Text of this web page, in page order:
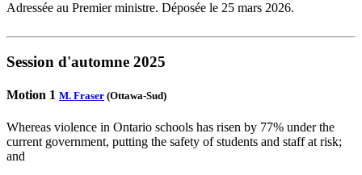
Adressée au Premier ministre. Déposée le 25 mars 2026.
Session d'automne 2025
Motion 1 M. Fraser (Ottawa-Sud)
Whereas violence in Ontario schools has risen by 77% under the
current government, putting the safety of students and staff at risk;
and